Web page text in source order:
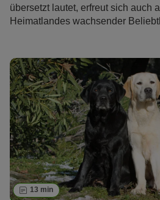
übersetzt lautet, erfreut sich auch
Heimatlandes wachsender
unkomplizierten Charakter seinen
bereitet.
13 min